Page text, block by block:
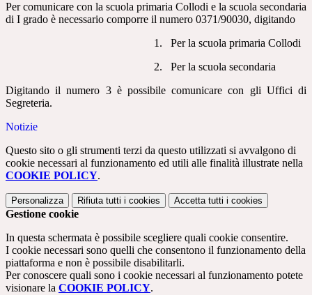
Per comunicare con la scuola primaria Collodi e la scuola secondaria
di I grado è necessario comporre il numero 0371/90030, digitando
1.
Per la scuola primaria Collodi
2.
Per la scuola secondaria
Digitando il numero 3 è possibile comunicare con gli Uffici di
Segreteria.
Notizie
Questo sito o gli strumenti terzi da questo utilizzati si avvalgono di
cookie necessari al funzionamento ed utili alle finalità illustrate nella
COOKIE POLICY.
Personalizza Rifiuta tutti i cookies Accetta tutti i cookies
Gestione cookie
In questa schermata è possibile scegliere quali cookie consentire.
I cookie necessari sono quelli che consentono il funzionamento della
piattaforma e non è possibile disabilitarli.
Per conoscere quali sono i cookie necessari al funzionamento potete
visionare la COOKIE POLICY.